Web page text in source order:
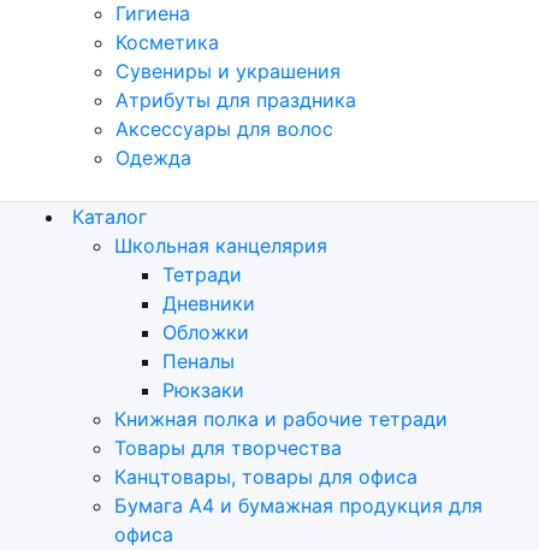
Гигиена
Косметика
Сувениры и украшения
Атрибуты для праздника
Аксеcсуары для волос
Одежда
Каталог
Школьная канцелярия
Тетради
Дневники
Обложки
Пеналы
Рюкзаки
Книжная полка и рабочие тетради
Товары для творчества
Канцтовары, товары для офиса
Бумага А4 и бумажная продукция для
офиса